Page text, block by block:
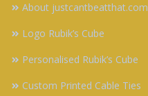
About justcantbeatthat.com
Logo Rubik’s Cube
Personalised Rubik’s Cube
Custom Printed Cable Ties